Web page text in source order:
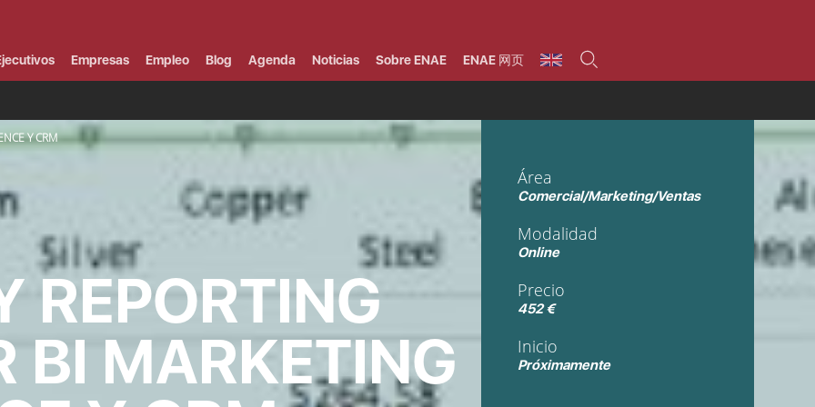
Bolsa de empleo
ENAE Alumni
Proceso de admisión
Financiación estudios
Préstamo Imagina
estudios Caja Rural
Central
Máster
Cursos de Postgrado y
Profesionales (Online)
Tecnología / Digital /
Comercial / Marketing/
Ventas
Administración de
empresas
Operaciones
Empresas Empleo Blog Agenda Noticias Sobre ENAE ENAE 网页
Y CRM
REPORTING
BI MARKETING
Área
Comercial/Marketing/Ventas
Modalidad
Online
Precio
452 €
Inicio
Próximamente